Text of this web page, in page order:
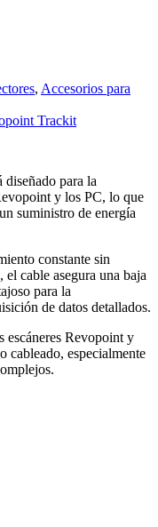
, Accesorios para
Trackit
diseñado para la
y los PC, lo que
suministro de energía
constante sin
cable asegura una baja
para la
de datos detallados.
escáneres Revopoint y
cableado, especialmente